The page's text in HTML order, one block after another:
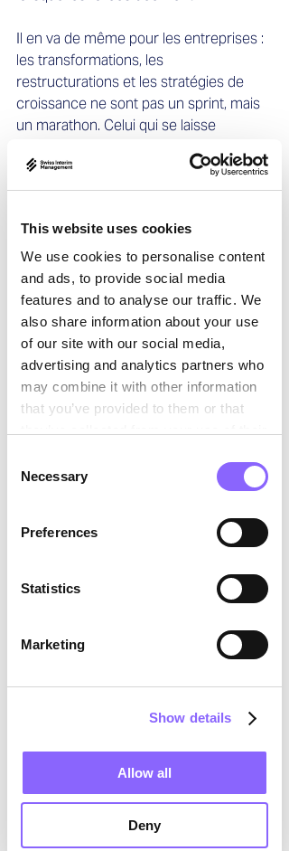
This website uses cookies
We use cookies to personalise content
and ads, to provide social media
features and to analyse our traffic. We
also share information about your use
of our site with our social media,
advertising and analytics partners who
may combine it with other information
that you’ve provided to them or that
Selection
Necessary
Preferences
Statistics
Marketing
Show details
Allow all
Deny
Il en va de même pour les entreprises :
les transformations, les
restructurations et les stratégies de
croissance ne sont pas un sprint, mais
un marathon. Celui qui se laisse
abandonne trop vite, reste sur le
carreau.
Les managers intérimaires apportent
l’endurance et l’expérience nécessaires
pour stabiliser les entreprises sur le
long terme. Ils ne sont pas seulement
les pompiers des situations de crise,
mais ils créent des solutions durables.